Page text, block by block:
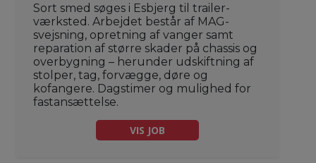
Sort smed søges i Esbjerg til trailer-
værksted. Arbejdet består af MAG-
svejsning, opretning af vanger samt
reparation af større skader på chassis og
overbygning – herunder udskiftning af
stolper, tag, forvægge, døre og
kofangere. Dagstimer og mulighed for
fastansættelse.
VIS JOB